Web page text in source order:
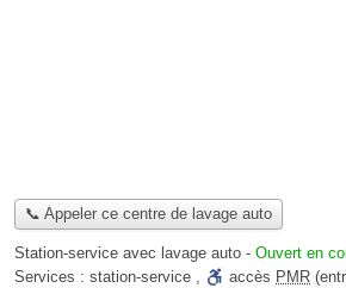
📞 Appeler ce centre de lavage auto
Station-service avec lavage auto - Ouvert en
Services : station-service , accès PMR